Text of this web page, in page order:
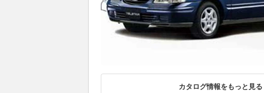
カタログ情報をもっと見る